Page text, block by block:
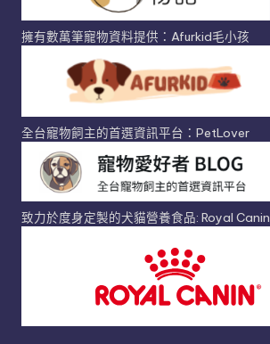
擁有數萬筆寵物資料提供：Afurkid毛小孩
全台寵物飼主的首選資訊平台：PetLover
致力於度身定製的犬貓營養食品: Royal Canin